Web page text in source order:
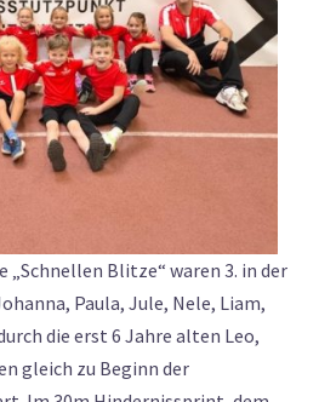
„Schnellen Blitze“ waren 3. in der
Paula, Jule, Nele, Liam,
die erst 6 Jahre alten Leo,
gleich zu Beginn der